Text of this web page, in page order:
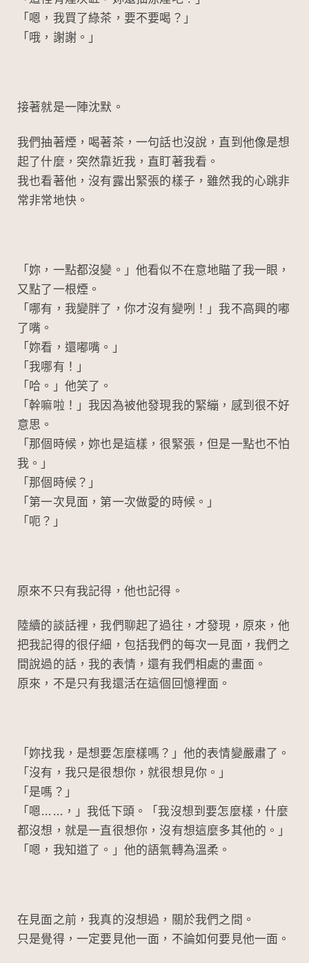
「嗯，我買了綠茶，要不要喝？」
「哦，謝謝。」
接著就是一陣沈默。
我們抽著煙，喝著茶，一句話也沒說，直到他像是想
起了什麼，突然靠近我，直盯著我看。
我也看著他，沒有露出緊張的樣子，雖然我的心跳非
常非常地快。
「妳，一點都沒變。」他看似不在意地瞄了我一眼，
又點了一根煙。
「哪有，我變胖了，你才沒有變咧！」我不高興的嘟
了嘴。
「妳看，還嘟嘴。」
「我哪有！」
「哈。」他笑了。
「幹嘛啦！」我因為被他發現我的緊繃，感到很不好
意思。
「那個時候，妳也是這樣，很緊張，但是一點也不怕
我。」
「那個時候？」
「第一次見面，第一次做愛的時候。」
「呃？」
原來不只有我記得，他也記得。
陸續的談話裡，我們聊起了過往，才發現，原來，他
把我記得的很仔細，包括我們的每次一見面，我們之
間說過的話，我的表情，還有我們相處的畫面。
原來，不是只有我還活在這個回憶裡面。
「妳找我，是想要怎麼樣嗎？」他的表情變嚴肅了。
「沒有，我只是很想你，就很想見你。」
「是嗎？」
「嗯……，」我低下頭。「我沒想到要怎麼樣，什麼
都沒想，就是一直很想你，沒有想這麼多其他的。」
「嗯，我知道了。」他的語氣轉為溫柔。
在見面之前，我真的沒想過，關於我們之間。
只是覺得，一定要見他一面，不論如何要見他一面。